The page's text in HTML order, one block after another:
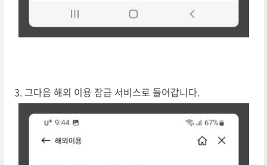
그다음 해외 이용 잠금 서비스로 들어갑니다.